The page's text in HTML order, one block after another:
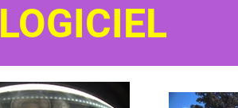
LOGICIEL